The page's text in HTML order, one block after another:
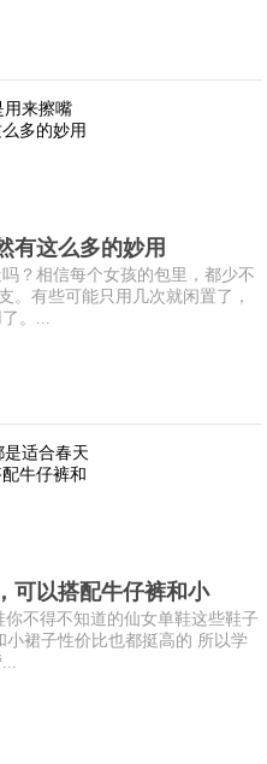
有这么多的妙用
？相信每个女孩的包里，都少不
。有些可能只用几次就闲置了，
。...
可以搭配牛仔裤和小
不得不知道的仙女单鞋这些鞋子
裙子性价比也都挺高的 所以学